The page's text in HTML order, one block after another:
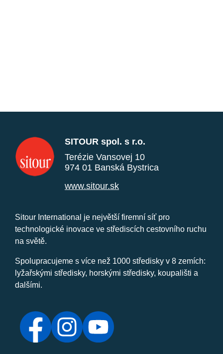
SITOUR spol. s r.o.
Terézie Vansovej 10
974 01 Banská Bystrica
www.sitour.sk
Sitour International je největší firemní síť pro
technologické inovace ve střediscích cestovního ruchu
na světě.
Spolupracujeme s více než 1000 středisky v 8 zemích:
lyžařskými středisky, horskými středisky, koupališti a
dalšími.